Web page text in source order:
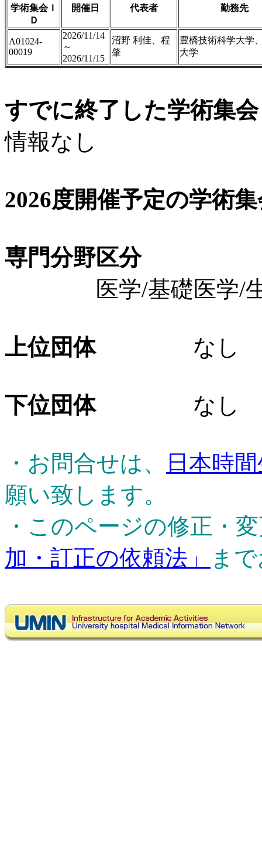
学術集会Ｉ
Ｄ
開催日 代表者 勤務先
A01024-
00019
2026/11/14
～
2026/11/15
沼野 利佳、程
肇
豊橋技術科学大学
大学
すでに終了した学術集
情報なし
2026度開催予定の学術
専門分野区分
医学/基礎医学/生
上位団体なし
下位団体なし
・お問合せは、
日本時
願い致します。
・このページの修正・
加・訂正の依頼法」
ま